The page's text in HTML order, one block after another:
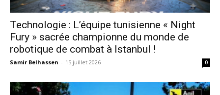
Technologie : L’équipe tunisienne « Night
Fury » sacrée championne du monde de
robotique de combat à Istanbul !
Samir Belhassen - 15 juillet 2026 0